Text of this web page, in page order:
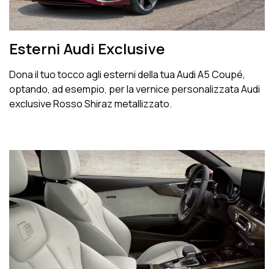
Esterni Audi Exclusive
Dona il tuo tocco agli esterni della tua Audi A5 Coupé,
optando, ad esempio, per la vernice personalizzata Audi
exclusive Rosso Shiraz metallizzato.